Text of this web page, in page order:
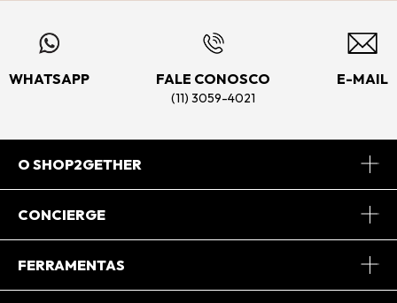
WHATSAPP FALE CONOSCO
(11) 3059-4021
E-MAIL
O SHOP2GETHER
Sobre Nós
CONCIERGE
Central de Relacionamento
FERRAMENTAS